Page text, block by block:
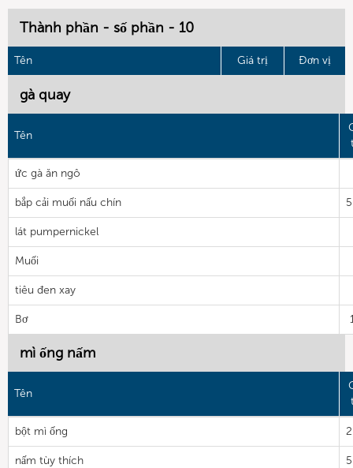
Thành phần - số phần - 10
Tên Giá trị Đơn vị
gà quay
Tên
ức gà ăn ngô
bắp cải muối nấu chín
lát pumpernickel
Muối
tiêu đen xay
Bơ
mì ống nấm
Tên
bột mì ống
nấm tùy thích